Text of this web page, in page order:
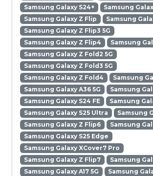
Samsung Galaxy S24+
Samsung
Samsung Galaxy Z Flip
Samsung
Samsung Galaxy Z Flip3 5G
Samsung Galaxy Z Flip4
Samsung
Samsung Galaxy Z Fold2 5G
Samsung Galaxy Z Fold3 5G
Samsung Galaxy Z Fold4
Samsung
Samsung Galaxy A36 5G
Samsung
Samsung Galaxy S24 FE
Samsung
Samsung Galaxy S25 Ultra
Samsung
Samsung Galaxy Z Flip6
Samsung
Samsung Galaxy S25 Edge
Samsung Galaxy XCover7 Pro
Samsung Galaxy Z Flip7
Samsung
Samsung Galaxy A17 5G
Samsung